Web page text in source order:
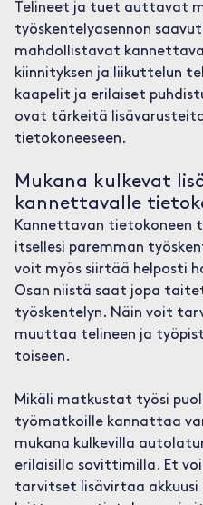
Telineet ja tuet auttavat
työskentelyasennon
mahdollistavat
kiinnityksen ja liikuttelun
kaapelit ja erilaiset
ovat tärkeitä
tietokoneeseen.
Mukana kulkevat
kannettavalle
Kannettavan tietokoneen
itsellesi paremman
voit myös siirtää helposti
Osan niistä saat jopa
työskentelyn. Näin voit
muuttaa telineen ja
toiseen.
Mikäli matkustat työsi
työmatkoille kannattaa
mukana kulkevilla
erilaisilla sovittimilla. Et
tarvitset lisävirtaa akkuusi